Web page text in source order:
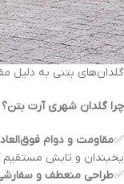
گلدان‌های بتنی به دلیل
چرا گلدان شهری آرت بتن؟
✅مقاومت و دوام
یخبندان و تابش مستقیم
✅طراحی منعطف و